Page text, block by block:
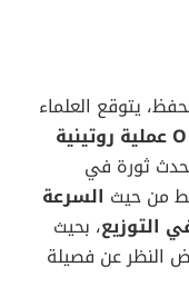
يتوقع العلماء
تحويل الأعضاء إلى فصيلة O عملية روتينية
ثورة في
من حيث السرعة
التوزيع، بحيث
النظر عن فصيلة